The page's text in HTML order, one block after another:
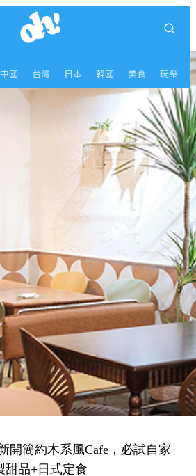
中國 台灣 日本 韓國 美食 玩樂
開簡約木系風Cafe，必試自家
甜品+日式定食